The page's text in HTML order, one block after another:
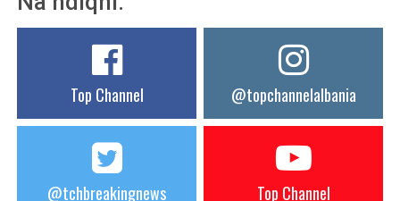
Top Channel @topchannelalbania
@tchbreakingnews Top Channel